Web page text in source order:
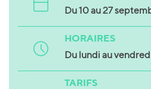
Du 10 au 27
HORAIRES
Du lundi au
TARIFS